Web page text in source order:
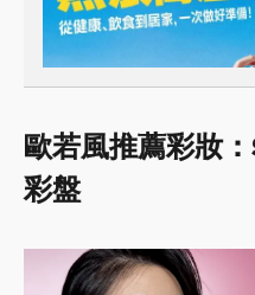
歐若風推薦彩妝
彩盤